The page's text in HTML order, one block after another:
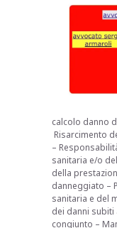
calcolo danno
Risarcimento
–
sanitaria e/o
della
danneggiato –
sanitaria e del
dei danni
congiunto –